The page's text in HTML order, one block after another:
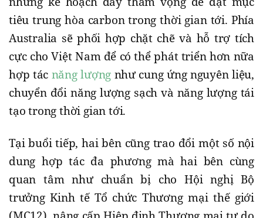
tiêu trung hòa carbon trong thời gian tới. Phía
Australia sẽ phối hợp chặt chẽ và hỗ trợ tích
cực cho Việt Nam để có thể phát triển hơn nữa
hợp tác năng lượng như cung ứng nguyên liệu,
chuyển đổi năng lượng sạch và năng lượng tái
tạo trong thời gian tới.
Tại buổi tiếp, hai bên cũng trao đổi một số nội
dung hợp tác đa phương mà hai bên cùng
quan tâm như chuẩn bị cho Hội nghị Bộ
trưởng Kinh tế Tổ chức Thương mại thế giới